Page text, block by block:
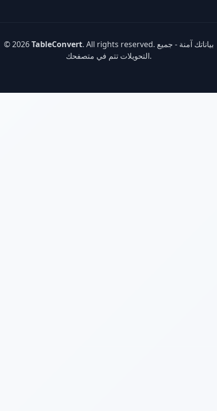
© 2026TableConvert. All rights reserved. بياناتك آمنة - جميع
التحويلات تتم في متصفحك.